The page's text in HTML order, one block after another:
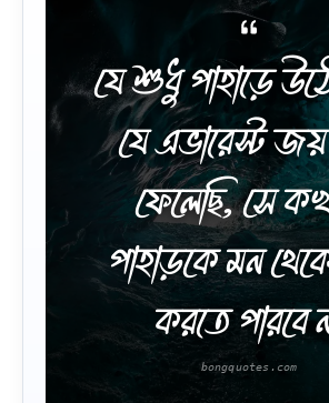
যে শুধু পাহাড়ে
যে এভারেস্ট
ফেলেছি, সে
পাহাড়কে মন
করতে পারবে